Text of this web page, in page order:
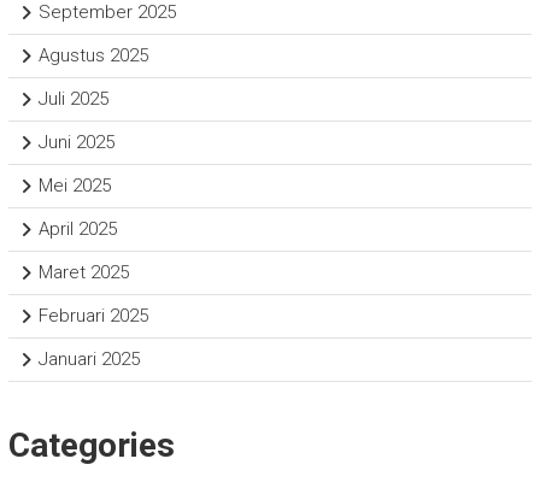
September 2025
Agustus 2025
Juli 2025
Juni 2025
Mei 2025
April 2025
Maret 2025
Februari 2025
Januari 2025
Categories